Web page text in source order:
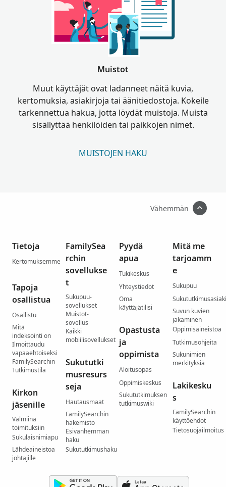
Muistot
Muut käyttäjät ovat ladanneet näitä kuvia,
kertomuksia, asiakirjoja tai äänitiedostoja. Kokeile
tarkennettua hakua, jotta löydät muistoja. Muista
sisällyttää henkilöiden tai paikkojen nimet.
MUISTOJEN HAKU
Vähemmän
Tietoja
Kertomuksemme
Tapoja
osallistua
Osallistu
Mitä
indeksointi on
Ilmoittaudu
vapaaehtoiseksi
FamilySearchin
Tutkimustila
Kirkon
jäsenille
Valmiina
toimituksiin
Sukulaisnimiapu
Lähdeaineistoa
johtajille
FamilySea
rchin
sovellukse
t
Sukupuu-
sovellukset
Muistot-
sovellus
Kaikki
mobiilisovellukset
Sukututki
musresurs
seja
Hautausmaat
FamilySearchin
hakemisto
Esivanhemman
haku
Sukututkimushaku
Pyydä
apua
Tukikeskus
Yhteystiedot
Oma
käyttäjätilisi
Opastusta
ja
oppimista
Aloitusopas
Oppimiskeskus
Sukututkimuksen
tutkimuswiki
Mitä me
tarjoamm
e
Sukupuu
Suvun kuvien
jakaminen
Oppimisaineistoa
Tutkimusohjeita
Sukunimien
merkityksiä
Lakikesku
s
FamilySearchin
käyttöehdot
Tietosuojailmoitus